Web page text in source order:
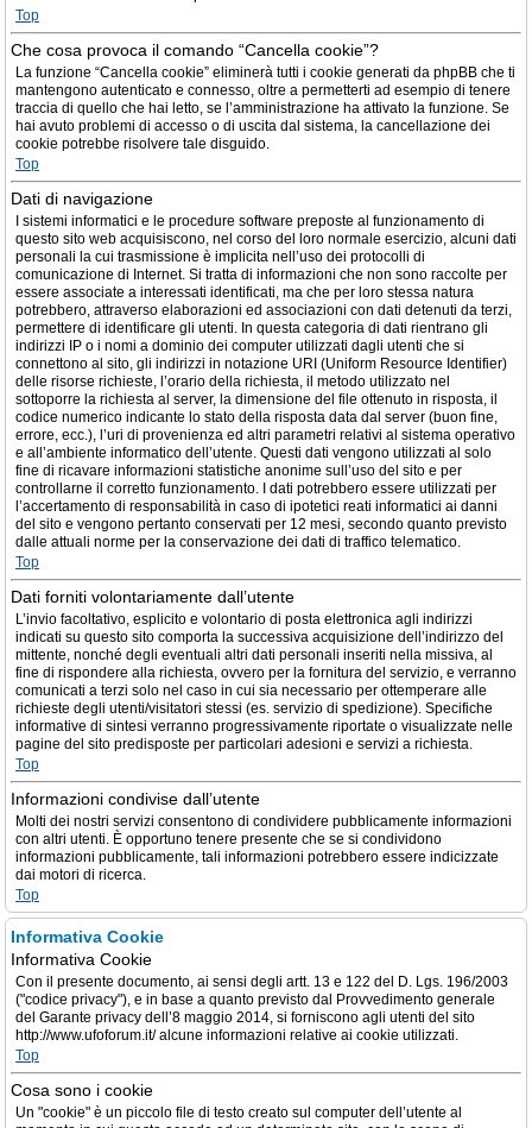
Top
Che cosa provoca il comando “Cancella cookie”?
La funzione “Cancella cookie” eliminerà tutti i cookie generati da phpBB che ti
mantengono autenticato e connesso, oltre a permetterti ad esempio di tenere
traccia di quello che hai letto, se l’amministrazione ha attivato la funzione. Se
hai avuto problemi di accesso o di uscita dal sistema, la cancellazione dei
cookie potrebbe risolvere tale disguido.
Top
Dati di navigazione
I sistemi informatici e le procedure software preposte al funzionamento di
questo sito web acquisiscono, nel corso del loro normale esercizio, alcuni dati
personali la cui trasmissione è implicita nell’uso dei protocolli di
comunicazione di Internet. Si tratta di informazioni che non sono raccolte per
essere associate a interessati identificati, ma che per loro stessa natura
potrebbero, attraverso elaborazioni ed associazioni con dati detenuti da terzi,
permettere di identificare gli utenti. In questa categoria di dati rientrano gli
indirizzi IP o i nomi a dominio dei computer utilizzati dagli utenti che si
connettono al sito, gli indirizzi in notazione URI (Uniform Resource Identifier)
delle risorse richieste, l’orario della richiesta, il metodo utilizzato nel
sottoporre la richiesta al server, la dimensione del file ottenuto in risposta, il
codice numerico indicante lo stato della risposta data dal server (buon fine,
errore, ecc.), l’uri di provenienza ed altri parametri relativi al sistema operativo
e all’ambiente informatico dell’utente. Questi dati vengono utilizzati al solo
fine di ricavare informazioni statistiche anonime sull’uso del sito e per
controllarne il corretto funzionamento. I dati potrebbero essere utilizzati per
l’accertamento di responsabilità in caso di ipotetici reati informatici ai danni
del sito e vengono pertanto conservati per 12 mesi, secondo quanto previsto
dalle attuali norme per la conservazione dei dati di traffico telematico.
Top
Dati forniti volontariamente dall’utente
L’invio facoltativo, esplicito e volontario di posta elettronica agli indirizzi
indicati su questo sito comporta la successiva acquisizione dell’indirizzo del
mittente, nonché degli eventuali altri dati personali inseriti nella missiva, al
fine di rispondere alla richiesta, ovvero per la fornitura del servizio, e verranno
comunicati a terzi solo nel caso in cui sia necessario per ottemperare alle
richieste degli utenti/visitatori stessi (es. servizio di spedizione). Specifiche
informative di sintesi verranno progressivamente riportate o visualizzate nelle
pagine del sito predisposte per particolari adesioni e servizi a richiesta.
Top
Informazioni condivise dall’utente
Molti dei nostri servizi consentono di condividere pubblicamente informazioni
con altri utenti. È opportuno tenere presente che se si condividono
informazioni pubblicamente, tali informazioni potrebbero essere indicizzate
dai motori di ricerca.
Top
Informativa Cookie
Informativa Cookie
Con il presente documento, ai sensi degli artt. 13 e 122 del D. Lgs. 196/2003
("codice privacy"), e in base a quanto previsto dal Provvedimento generale
del Garante privacy dell’8 maggio 2014, si forniscono agli utenti del sito
http://www.ufoforum.it/ alcune informazioni relative ai cookie utilizzati.
Top
Cosa sono i cookie
Un "cookie" è un piccolo file di testo creato sul computer dell’utente al